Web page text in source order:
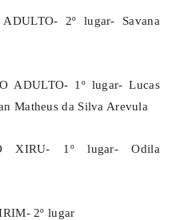
2º lugar- Savana
ADULTO- 1º lugar- Lucas
Matheus da Silva Arevula
XIRU- 1º lugar- Odila
2º lugar